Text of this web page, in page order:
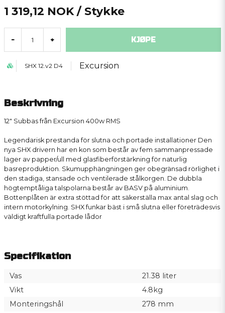
1 319,12 NOK / Stykke
- + KJØPE
SHX 12.v2 D4 Excursion
Beskrivning
12" Subbas från Excursion 400w RMS
Legendarisk prestanda för slutna och portade installationer Den
nya SHX drivern har en kon som består av fem sammanpressade
lager av papper/ull med glasfiberförstärkning för naturlig
basreproduktion. Skumupphängningen ger obegränsad rörlighet i
den stadiga, stansade och ventilerade stålkorgen. De dubbla
högtemptåliga talspolarna består av BASV på aluminium.
Bottenplåten är extra stöttad för att säkerställa max antal slag och
intern motorkylning. SHX funkar bäst i små slutna eller företrädesvis
väldigt kraftfulla portade lådor
Specifikation
Vas
21.38 liter
Vikt
4.8kg
Monteringshål
278 mm